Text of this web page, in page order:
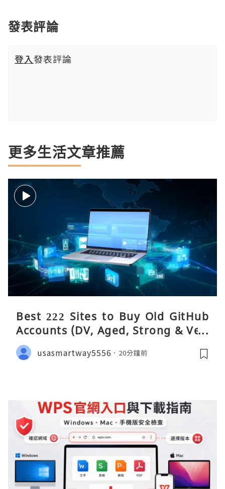
發表評論
登入發表評論
更多生活文章推薦
Best 222 Sites to Buy Old GitHub
Accounts (DV, Aged, Strong & Veri
fied)
usasmartway5556 20分鐘前